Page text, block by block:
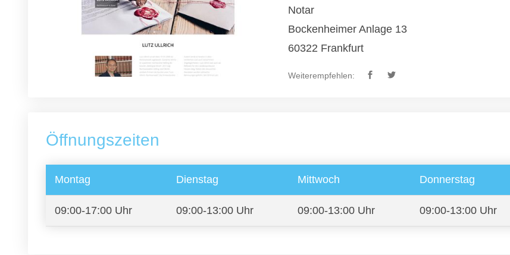
Notar
Bockenheimer Anlage 13
60322 Frankfurt
Weiterempfehlen:
Öffnungszeiten
Montag Dienstag Mittwoch Donnerstag
09:00-17:00 Uhr 09:00-13:00 Uhr 09:00-13:00 Uhr 09:00-13:00 Uhr